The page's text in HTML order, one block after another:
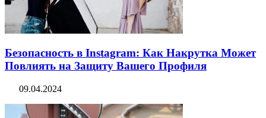
Безопасность в Instagram: Как Накрутка Может
Повлиять на Защиту Вашего Профиля
09.04.2024